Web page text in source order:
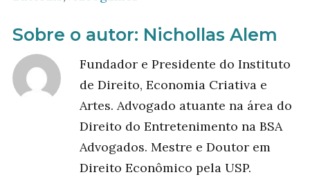
Sobre o autor: Nichollas Alem
Fundador e Presidente do Instituto
de Direito, Economia Criativa e
Artes. Advogado atuante na área do
Direito do Entretenimento na BSA
Advogados. Mestre e Doutor em
Direito Econômico pela USP.